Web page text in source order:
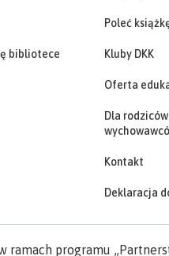
bibliotece
Poleć
Kluby DKK
Oferta
Dla
Kontakt
Deklaracja
ramach programu